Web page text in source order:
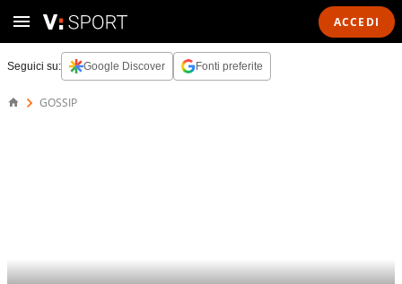
ACCEDI
Seguici su: Google Discover Fonti preferite
GOSSIP